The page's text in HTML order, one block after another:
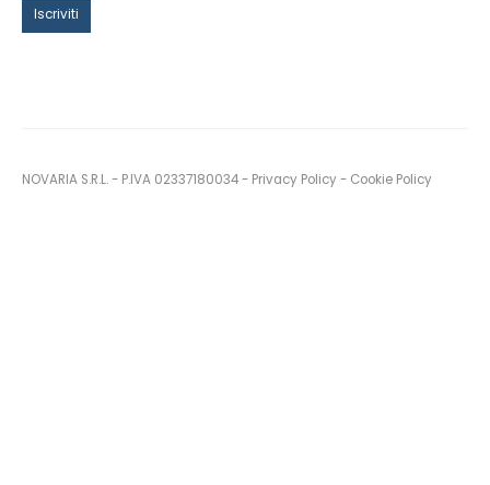
NOVARIA S.R.L. - P.IVA 02337180034 - Privacy Policy- Cookie Policy